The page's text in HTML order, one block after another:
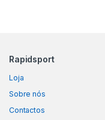
Rapidsport
Loja
Sobre nós
Contactos